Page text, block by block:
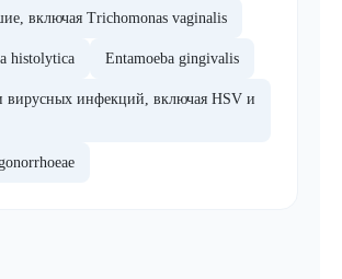
включая Trichomonas vaginalis
histolytica Entamoeba gingivalis
вирусных инфекций, включая HSV и